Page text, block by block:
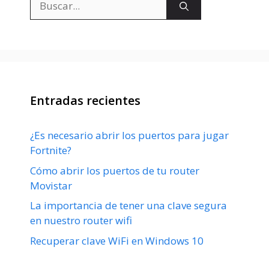
Entradas recientes
¿Es necesario abrir los puertos para jugar
Fortnite?
Cómo abrir los puertos de tu router
Movistar
La importancia de tener una clave segura
en nuestro router wifi
Recuperar clave WiFi en Windows 10